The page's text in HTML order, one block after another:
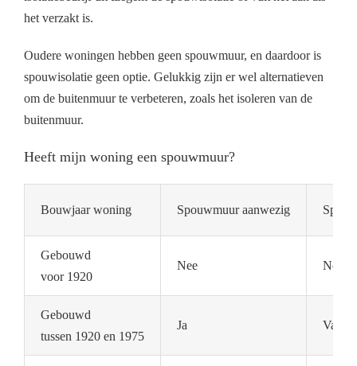
het verzakt is.
Oudere woningen hebben geen spouwmuur, en daardoor is
spouwisolatie geen optie. Gelukkig zijn er wel alternatieven
om de buitenmuur te verbeteren, zoals het isoleren van de
buitenmuur.
Heeft mijn woning een spouwmuur?
Bouwjaar woning Spouwmuur aanwezig
Gebouwd
voor 1920
Nee Nee
Gebouwd
tussen 1920 en 1975
Ja Vaak